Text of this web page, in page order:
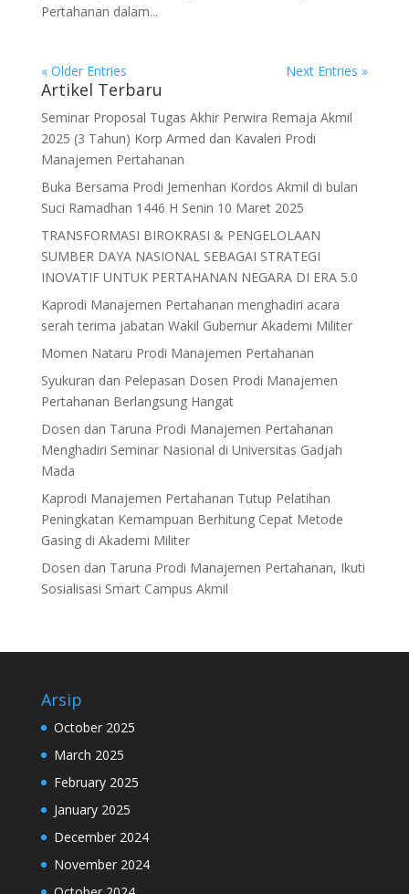
Pertahanan dalam...
« Older Entries Next Entries »
Artikel Terbaru
Seminar Proposal Tugas Akhir Perwira Remaja Akmil
2025 (3 Tahun) Korp Armed dan Kavaleri Prodi
Manajemen Pertahanan
Buka Bersama Prodi Jemenhan Kordos Akmil di bulan
Suci Ramadhan 1446 H Senin 10 Maret 2025
TRANSFORMASI BIROKRASI & PENGELOLAAN
SUMBER DAYA NASIONAL SEBAGAI STRATEGI
INOVATIF UNTUK PERTAHANAN NEGARA DI ERA 5.0
Kaprodi Manajemen Pertahanan menghadiri acara
serah terima jabatan Wakil Gubernur Akademi Militer
Momen Nataru Prodi Manajemen Pertahanan
Syukuran dan Pelepasan Dosen Prodi Manajemen
Pertahanan Berlangsung Hangat
Dosen dan Taruna Prodi Manajemen Pertahanan
Menghadiri Seminar Nasional di Universitas Gadjah
Mada
Kaprodi Manajemen Pertahanan Tutup Pelatihan
Peningkatan Kemampuan Berhitung Cepat Metode
Gasing di Akademi Militer
Dosen dan Taruna Prodi Manajemen Pertahanan, Ikuti
Sosialisasi Smart Campus Akmil
Arsip
October 2025
March 2025
February 2025
January 2025
December 2024
November 2024